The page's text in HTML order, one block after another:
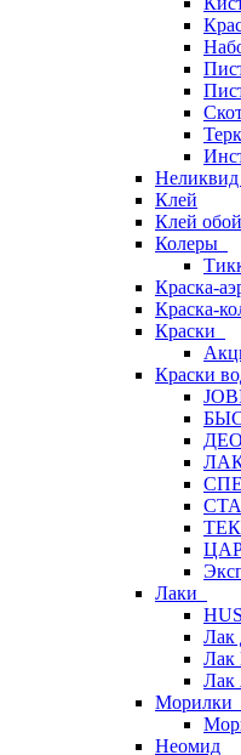
Клей
Клей
Колеры
Краска-
Краска-
Краски
Краски
Лаки
Морилки
Неомид